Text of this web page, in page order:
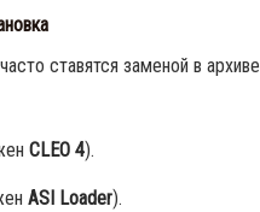
ставятся заменой в архиве
CLEO 4).
ASI Loader).